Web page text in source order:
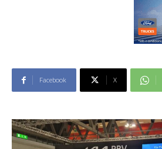
Facebook X